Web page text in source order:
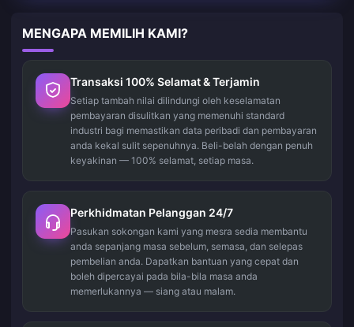
MENGAPA MEMILIH KAMI?
Transaksi 100% Selamat & Terjamin
Setiap tambah nilai dilindungi oleh keselamatan
pembayaran disulitkan yang memenuhi standard
industri bagi memastikan data peribadi dan pembayaran
anda kekal sulit sepenuhnya. Beli-belah dengan penuh
keyakinan — 100% selamat, setiap masa.
Perkhidmatan Pelanggan 24/7
Pasukan sokongan kami yang mesra sedia membantu
anda sepanjang masa sebelum, semasa, dan selepas
pembelian anda. Dapatkan bantuan yang cepat dan
boleh dipercayai pada bila-bila masa anda
memerlukannya — siang atau malam.